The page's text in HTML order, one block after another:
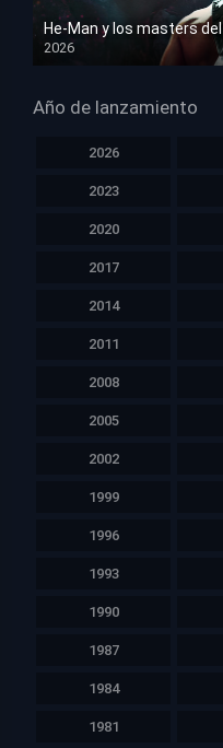
He-Man y los masters
2026
HD 1080p
Año de lanzamiento
2026
2023
2020
2017
2014
2011
2008
2005
2002
1999
1996
1993
1990
1987
1984
1981